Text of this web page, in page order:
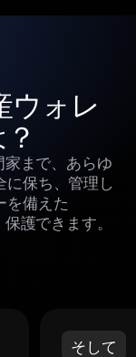
ウォレ
まで、あらゆ
に保ち、管理し
を備えた
護できます。
そして